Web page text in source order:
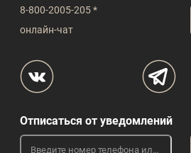
8-800-2005-205 *
онлайн-чат
Отписаться от уведомлений